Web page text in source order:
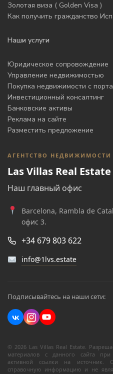
Золотая виза ( Golden Visa )
Как получить гражданство
Наши услуги
Юридическое сопровождение
Управление недвижимостью
Покупка недвижимости с
Инвестиционный консалтинг
Банковские активы
Реклама на сайте
Разместить предложение
АГЕНТСТВО
Las Villas Real Estate
Наш главный офис
Barcelona, Rambla de
офис 3.
+34 679 803 622
info@1lvs.estate
Подписывайтесь на наши сети:
© 2026 Las Villas Real Estate.
материалов с данного сайта при
активной ссылки на источник.
справочную информацию и не